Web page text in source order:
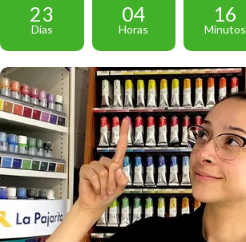
23
Días
04
Horas
16
Minutos